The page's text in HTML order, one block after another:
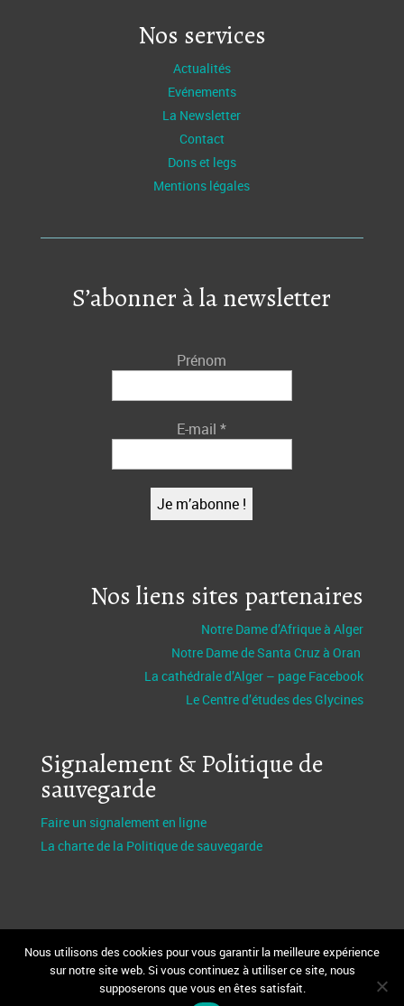
Nos services
Actualités
Evénements
La Newsletter
Contact
Dons et legs
Mentions légales
S’abonner à la newsletter
Prénom
E-mail*
Nos liens sites partenaires
Notre Dame d’Afrique à Alger
Notre Dame de Santa Cruz à Oran
La cathédrale d’Alger – page Facebook
Le Centre d’études des Glycines
Signalement & Politique de
sauvegarde
Faire un signalement en ligne
La charte de la Politique de sauvegarde
Design et réalisation Fabio BertagninFBServices.fr
Nous utilisons des cookies pour vous garantir la meilleure expérience
sur notre site web. Si vous continuez à utiliser ce site, nous
supposerons que vous en êtes satisfait.